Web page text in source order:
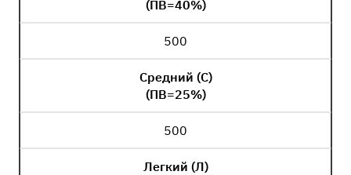
(ПВ=40%)
500
Средний (С)
(ПВ=25%)
500
Легкий (Л)